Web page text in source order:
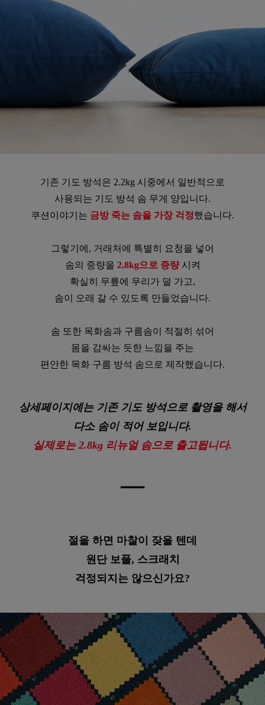
바솜
기존 기도 방석은 2.2kg 시중에서 일반적으로
사용되는 기도 방석 솜 무게 양입니다.
쿠션이야기는 금방 죽는 솜을 가장 걱정했습니다.
그렇기에, 거래처에 특별히 요청을 넣어
솜의 중량을 2.8kg으로 증량시켜
확실히 무릎에 무리가 덜 가고,
솜이 오래 갈 수 있도록 만들었습니다.
솜 또한 목화솜과 구름솜이 적절히 섞어
몸을 감싸는 듯한 느낌을 주는
편안한 목화 구름 방석 솜으로 제작했습니다.
상세페이지에는 기존 기도 방석으로 촬영을 해서
다소 솜이 적어 보입니다.
실제로는 2.8kg 리뉴얼 솜으로 출고됩니다.
━━━━
절을 하면 마찰이 잦을 텐데
원단 보풀, 스크래치
걱정되지는 않으신가요?